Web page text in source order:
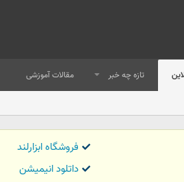
تازه چه خبر مقالات آموزشی
فروشگاه ابزارلند
داتلود انیمیشن